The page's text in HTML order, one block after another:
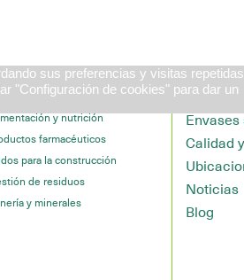
y nutrición
farmacéuticos
para la construcción
de residuos
y minerales
Quiénes
Calidad
Noticias
Blog
sus preferencias y visitas
"Configuración de cookies" para dar un